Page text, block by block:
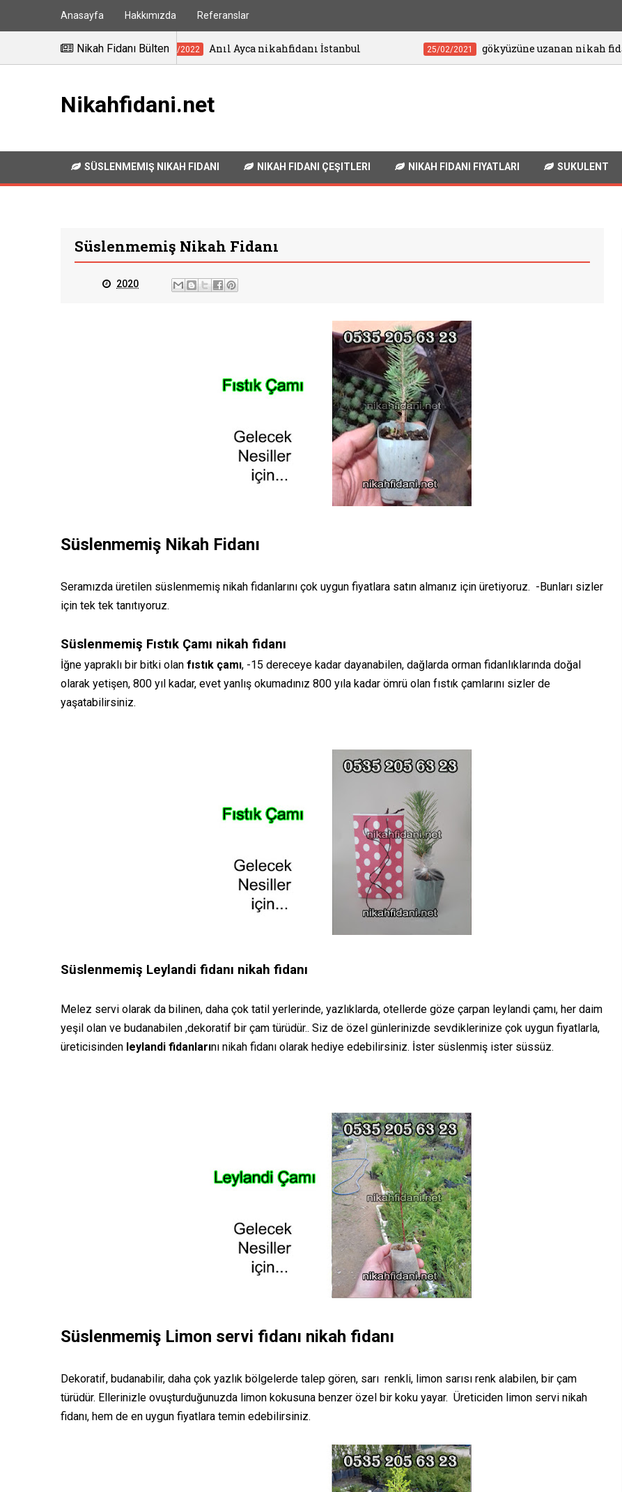
Anasayfa Hakkımızda Referanslar
Nikah Fidanı Bülten
18/10/2022 Anıl Ayca nikahfidanı İstanbul gökyüzüne uzanan nikah fidanları
Nikahfidani.net
SÜSLENMEMIŞ NIKAH FIDANI NIKAH FIDANI ÇEŞITLERI NIKAH FIDANI FIYATLARI SUKULENT
Süslenmemiş Nikah Fidanı
2020
Süslenmemiş Nikah Fidanı
Seramızda üretilen süslenmemiş nikah fidanlarını çok uygun fiyatlara satın almanız için üretiyoruz. -Bunları sizler
için tek tek tanıtıyoruz.
Süslenmemiş Fıstık Çamı nikah fidanı
İğne yapraklı bir bitki olan fıstık çamı, -15 dereceye kadar dayanabilen, dağlarda orman fidanlıklarında doğal
olarak yetişen, 800 yıl kadar, evet yanlış okumadınız 800 yıla kadar ömrü olan fıstık çamlarını sizler de
yaşatabilirsiniz.
Süslenmemiş Leylandi fidanı nikah fidanı
Melez servi olarak da bilinen, daha çok tatil yerlerinde, yazlıklarda, otellerde göze çarpan leylandi çamı, her daim
yeşil olan ve budanabilen ,dekoratif bir çam türüdür.. Siz de özel günlerinizde sevdiklerinize çok uygun fiyatlarla,
üreticisinden leylandi fidanlarını nikah fidanı olarak hediye edebilirsiniz. İster süslenmiş ister süssüz.
Süslenmemiş Limon servi fidanı nikah fidanı
Dekoratif, budanabilir, daha çok yazlık bölgelerde talep gören, sarı renkli, limon sarısı renk alabilen, bir çam
türüdür. Ellerinizle ovuşturduğunuzda limon kokusuna benzer özel bir koku yayar. Üreticiden limon servi nikah
fidanı, hem de en uygun fiyatlara temin edebilirsiniz.